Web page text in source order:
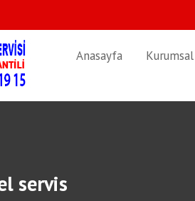
Anasayfa Kurumsal
servis